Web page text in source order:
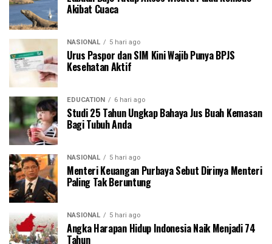
Akibat Cuaca
NASIONAL 5 hari ago
Urus Paspor dan SIM Kini Wajib Punya BPJS
Kesehatan Aktif
EDUCATION 6 hari ago
Studi 25 Tahun Ungkap Bahaya Jus Buah Kemasan
Bagi Tubuh Anda
NASIONAL 5 hari ago
Menteri Keuangan Purbaya Sebut Dirinya Menteri
Paling Tak Beruntung
NASIONAL 5 hari ago
Angka Harapan Hidup Indonesia Naik Menjadi 74
Tahun